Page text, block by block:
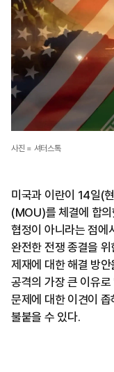
사진 = 셔터스톡
미국과 이란이 14일(
(MOU)를 체결에 합
협정이 아니라는 점에
완전한 전쟁 종결을
제재에 대한 해결 방
공격의 가장 큰 이유
문제에 대한 이견이
불붙을 수 있다.